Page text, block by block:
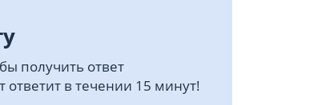
получить ответ
в течении 15 минут!